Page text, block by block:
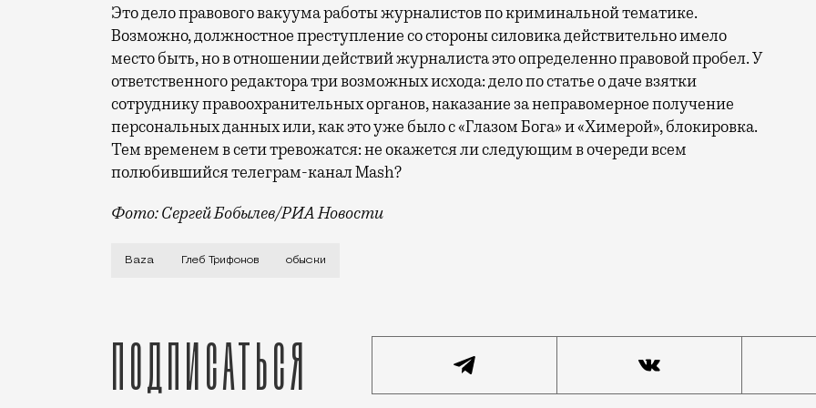
Это дело правового вакуума работы журналистов по криминальной тематике.
Возможно, должностное преступление со стороны силовика действительно имело
место быть, но в отношении действий журналиста это определенно правовой пробел.У
ответственного редактора три возможных исхода: дело по статье о даче взятки
сотруднику правоохранительных органов, наказание за неправомерное получение
персональных данных или, как это уже было с «Глазом Бога» и «Химерой», блокировка.
Тем временем в сети тревожатся: не окажется ли следующим в очереди всем
полюбившийся телеграм-канал Mash?
Фото: Сергей Бобылев/РИА Новости
Криминальная хроника интересует людей. Так устроен мир массовой информации,
Baza Глеб Трифонов обыски
Подписаться